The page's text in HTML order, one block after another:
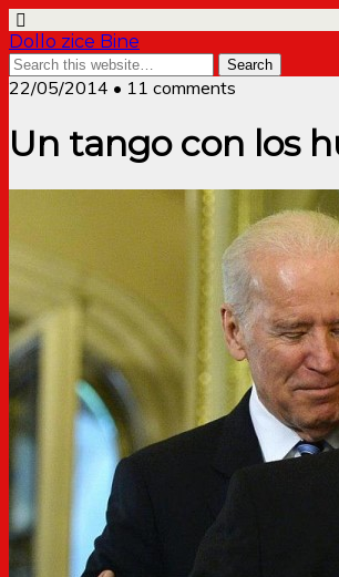
Dollo zice Bine
22/05/2014 • 11 comments
Un tango con los